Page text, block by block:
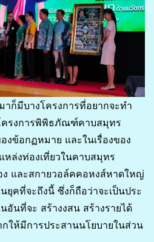
าก็มีบางโครงการที่อยากจะทำ
ครงการพิพิธภัณฑ์คาบสมุทร
งข้อกฏหมาย และในเรื่องของ
หล่งท่องเที่ยวในคาบสมุทร
และสกายวอล์คคอหงส์หาดใหญ่
ยุคที่จะถึงนี้ ซึ่งก็ถือว่าจะเป็นประ
นที่จะ สร้างงสน สร้างรายได้
ให้มีการประสานนโยบายในส่วน